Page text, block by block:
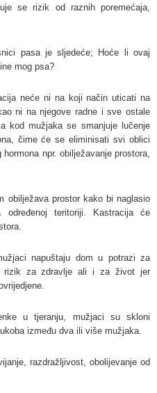
se rizik od raznih poremećaja,
pasa je sljedeće; Hoće li ovaj
mog psa?
neće ni na koji način uticati na
ni na njegove radne i sve ostale
kod mužjaka se smanjuje lučenje
čime će se eliminisati svi oblici
npr. obilježavanje prostora,
obilježava prostor kako bi naglasio
određenoj teritoriji. Kastracija će
napuštaju dom u potrazi za
rizik za zdravlje ali i za život jer
u tjeranju, mužjaci su skloni
između dva ili više mužjaka.
razdražljivost, obolijevanje od